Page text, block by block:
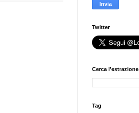
Twitter
Cerca l'estrazione
Tag